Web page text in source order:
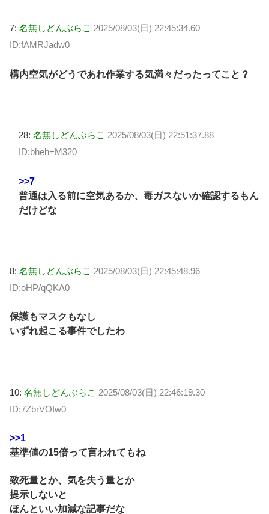
7: 名無しどんぶらこ 2025/08/03(日) 22:45:34.60
ID:fAMRJadw0
構内空気がどうであれ作業する気満々だったってこと？
28: 名無しどんぶらこ 2025/08/03(日) 22:51:37.88
ID:bheh+M320
>>7
普通は入る前に空気あるか、毒ガスないか確認するもん
だけどな
8: 名無しどんぶらこ 2025/08/03(日) 22:45:48.96
ID:oHP/qQKA0
保護もマスクもなし
いずれ起こる事件でしたわ
10: 名無しどんぶらこ 2025/08/03(日) 22:46:19.30
ID:7ZbrVOIw0
>>1
基準値の15倍って言われてもね
致死量とか、気を失う量とか
提示しないと
ほんといい加減な記事だな